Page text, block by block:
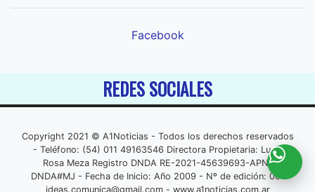
Facebook
REDES SOCIALES
Copyright 2021 © A1Noticias - Todos los derechos reservados
- Teléfono: (54) 011 49163546 Directora Propietaria: Lucia
Rosa Meza Registro DNDA RE-2021-45639693-APN-
DNDA#MJ - Fecha de Inicio: Año 2009 - Nº de edición: 001
ideas.comunica@gmail.com- www.a1noticias.com.ar